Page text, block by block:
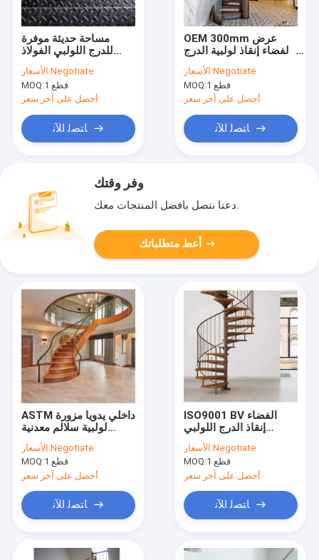
مساحة حديثة موفرة
للدرج اللولبي الفولاذ
المقاوم للصدأ درابزين
هيكل فولاذي
الأسعار:Negotiate
MOQ:
1 قطع
أحصل على آخر سعر
ﺎﺘﺼﻟ ﺍﻶﻧ
OEM 300mm عرض
الفضاء إنقاذ لولبية الدرج
الداخلي الفولاذ المقاوم
للصدأ زجاج الدرج
الأسعار:Negotiate
MOQ:
1 قطع
أحصل على آخر سعر
ﺎﺘﺼﻟ ﺍﻶﻧ
وفر وقتك
دعنا نتصل بأفضل المنتجات معك.
أعط متطلباتك
ASTM داخلي يدويا مزورة
لولبية سلالم معدنية
فاخرة الحديثة الدرج
المنحني
الأسعار:Negotiate
MOQ:
1 قطع
أحصل على آخر سعر
ﺎﺘﺼﻟ ﺍﻶﻧ
ISO9001 BV الفضاء
إنقاذ الدرج اللولبي
الخشب خطوة شرفة
السلالم داخلي
الأسعار:Negotiate
MOQ:
1 قطع
أحصل على آخر سعر
ﺎﺘﺼﻟ ﺍﻶﻧ